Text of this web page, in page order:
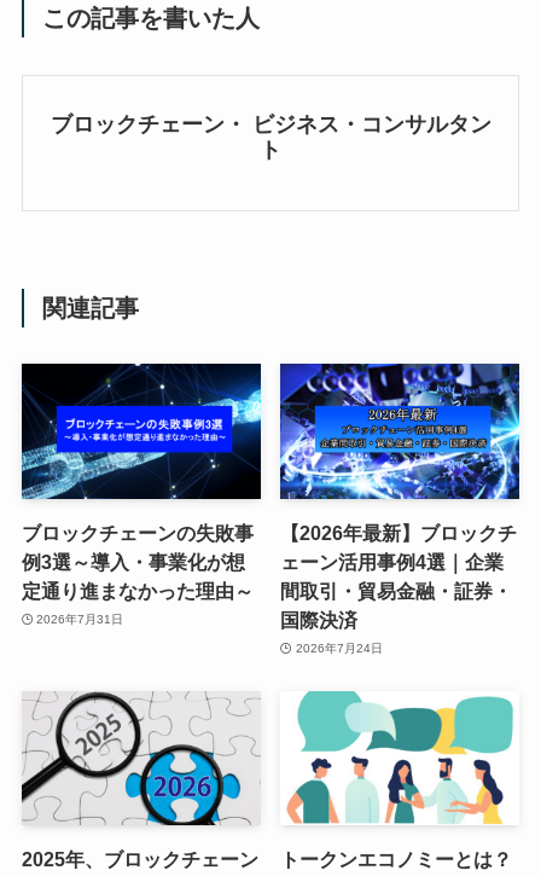
この記事を書いた人
ブロックチェーン・ ビジネス・コンサルタン
ト
関連記事
ブロックチェーンの失敗事
例3選～導入・事業化が想
定通り進まなかった理由～
2026年7月31日
【2026年最新】ブロックチ
ェーン活用事例4選｜企業
間取引・貿易金融・証券・
国際決済
2026年7月24日
2025年、ブロックチェーン
トークンエコノミーとは？